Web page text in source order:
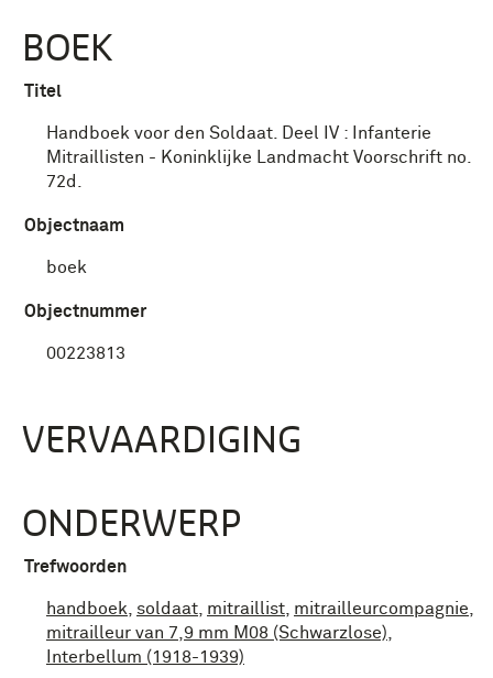
BOEK
Titel
Handboek voor den Soldaat. Deel IV : Infanterie
Mitraillisten - Koninklijke Landmacht Voorschrift no.
72d.
Objectnaam
boek
Objectnummer
00223813
VERVAARDIGING
ONDERWERP
Trefwoorden
handboek soldaat mitraillist mitrailleurcompagnie
mitrailleur van 7,9 mm M08 (Schwarzlose)
Interbellum (1918-1939)